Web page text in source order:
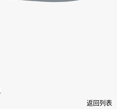
返回列表